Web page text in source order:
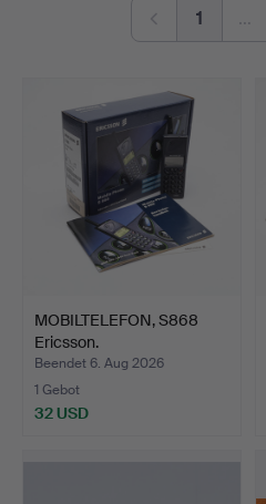
1 …
MOBILTELEFON, S868
Ericsson.
Beendet 6. Aug 2026
1 Gebot
32 USD